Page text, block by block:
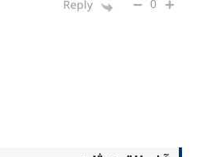
أبريل 30, 2025